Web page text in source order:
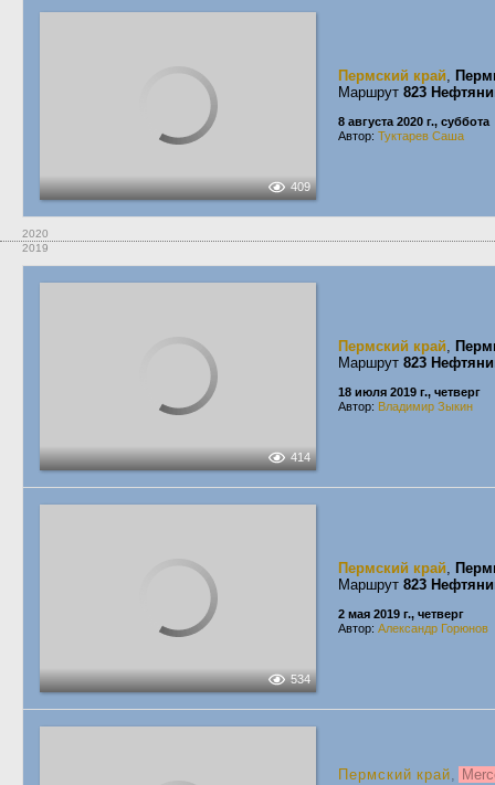
409
Пермский край,
Маршрут 823
8 августа 2020 г., суббота
Автор: Туктарев Саша
2020
2019
414
Пермский край,
Маршрут 823
18 июля 2019 г., четверг
Автор: Владимир Зыкин
534
Пермский край,
Маршрут 823
2 мая 2019 г., четверг
Автор: Александр Горюнов
Пермский край,